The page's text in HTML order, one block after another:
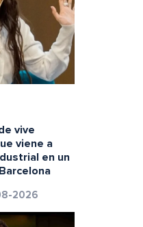
vive
viene a
en un
2026